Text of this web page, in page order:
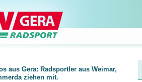
aus Gera: Radsportler aus Weimar,
ziehen mit.